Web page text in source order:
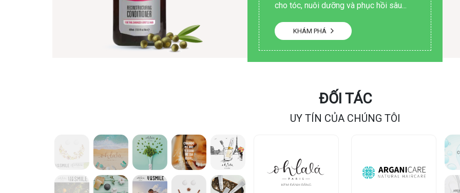
cho tóc, nuôi dưỡng và phục hồi sâu...
KHÁM PHÁ
ĐỐI TÁC
UY TÍN CỦA CHÚNG TÔI